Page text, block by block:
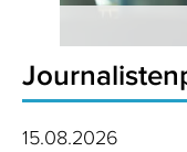
15.08.2026